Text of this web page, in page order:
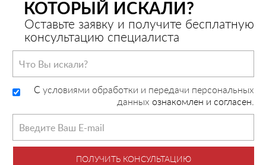
КОТОРЫЙ ИСКАЛИ?
Оставьте заявку и получите бесплатную
консультацию специалиста
C условиями обработки и передачи персональных
данных ознакомлен и согласен.
ПОЛУЧИТЬ КОНСУЛЬТАЦИЮ